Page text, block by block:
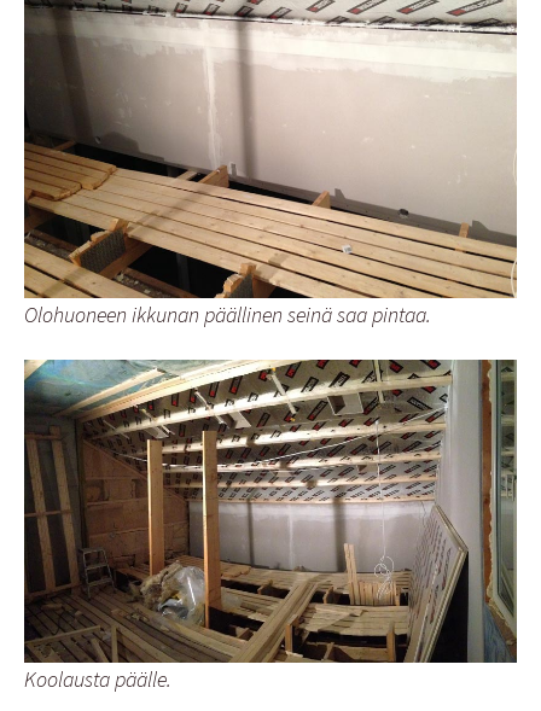
Olohuoneen ikkunan päällinen seinä saa pintaa.
Koolausta päälle.